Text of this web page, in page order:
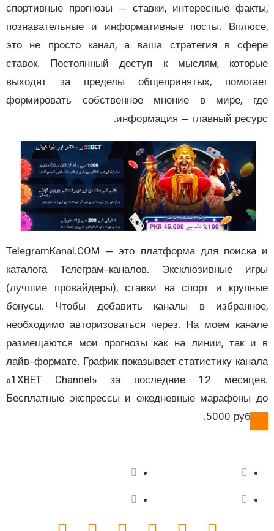
спортивные прогнозы — ставки, интересные
познавательные и информативные посты.
это не просто канал, а ваша стратегия в
ставок. Постоянный доступ к мыслям,
выходят за пределы общепринятых,
формировать собственное мнение в мире,
информация — главный
TelegramKanal.COM — это платформа для
каталога Телеграм-каналов. Эксклюзивные
(лучшие провайдеры), ставки на спорт и
бонусы. Чтобы добавить каналы в
необходимо авторизоваться через. На моем
размещаются мои прогнозы как на линии, так
лайв-формате. График показывает статистику
«1XBET Channel» за последние 12
Бесплатные экспрессы и ежедневные марафоны
5000
درباره ما
پروژه ها
فعالیت ما
دانلود کاتالوگ